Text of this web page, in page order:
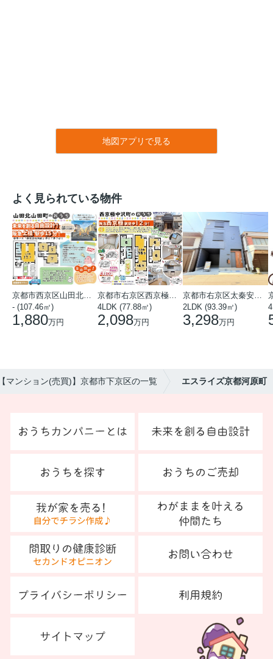
地図アプリで見る
よく見られている物件
- (107.46㎡)
1,880万円
4LDK (77.88㎡)
2,098万円
2LDK (93.39㎡)
3,298万円
マンション(売買)】京都市下京区の一覧 エスライズ京都河原町